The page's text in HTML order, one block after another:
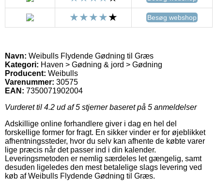
Besøg webshop
Navn: Weibulls Flydende Gødning til Græs
Kategori: Haven > Gødning & jord > Gødning
Producent: Weibulls
Varenummer: 30575
EAN: 7350071902004
Vurderet til 4.2 ud af 5 stjerner baseret på 5 anmeldelser
Adskillige online forhandlere giver i dag en hel del
forskellige former for fragt. En sikker vinder er for øjeblikket
afhentningssteder, hvor du selv kan afhente de købte varer
lige præcis når det passer ind i din kalender.
Leveringsmetoden er nemlig særdeles let gængelig, samt
desuden ligeledes den mest betalelige slags levering ved
køb af Weibulls Flydende Gødning til Græs.